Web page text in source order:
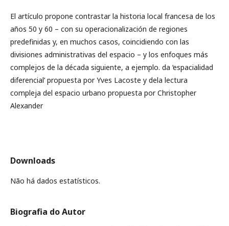
El artículo propone contrastar la historia local francesa de los
años 50 y 60 – con su operacionalización de regiones
predefinidas y, en muchos casos, coincidiendo con las
divisiones administrativas del espacio – y los enfoques más
complejos de la década siguiente, a ejemplo. da ‘espacialidad
diferencial’ propuesta por Yves Lacoste y dela lectura
compleja del espacio urbano propuesta por Christopher
Alexander
Downloads
Não há dados estatísticos.
Biografia do Autor